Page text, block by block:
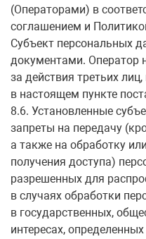
(Операторами) в
соглашением и
Субъект персональных
документами. Оператор
за действия третьих
в настоящем пункте
8.6. Установленные
запреты на передачу
а также на обработку
получения доступа)
разрешенных для
в случаях обработки
в государственных,
интересах,